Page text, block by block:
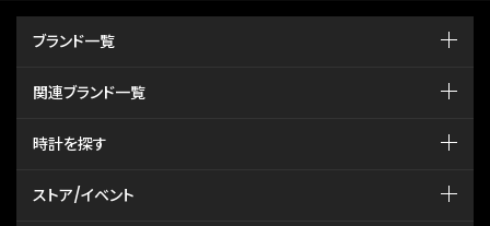
ブランド一覧
関連ブランド一覧
時計を探す
ストア/イベント